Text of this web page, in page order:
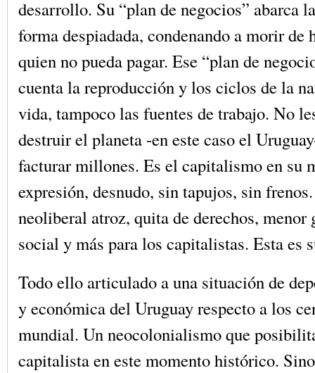
desarrollo. Su “plan de negocios” abarca
forma despiadada, condenando a morir de
quien no pueda pagar. Ese “plan de
cuenta la reproducción y los ciclos de la
vida, tampoco las fuentes de trabajo. No
destruir el planeta -en este caso el
facturar millones. Es el capitalismo en su
expresión, desnudo, sin tapujos, sin
neoliberal atroz, quita de derechos, menor
social y más para los capitalistas. Esta es
Todo ello articulado a una situación de
y económica del Uruguay respecto a los
mundial. Un neocolonialismo que
capitalista en este momento histórico.